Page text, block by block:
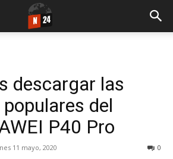
descargar las
del
P40 Pro
11 mayo, 2020 0